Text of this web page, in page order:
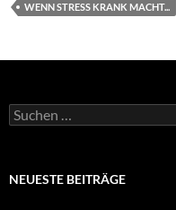
WENN STRESS KRANK MACHT...
Suchen
nach:
NEUESTE BEITRÄGE